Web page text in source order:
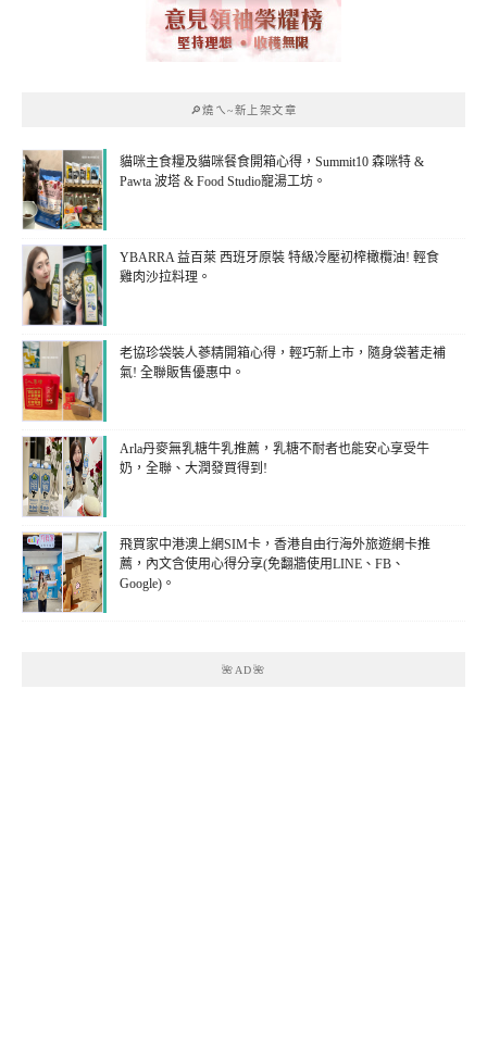
🔎燒ㄟ~新上架文章
貓咪主食糧及貓咪餐食開箱心得，Summit10 森咪特 &
Pawta 波塔 & Food Studio寵湯工坊。
YBARRA 益百萊 西班牙原裝 特級冷壓初榨橄欖油! 輕食
雞肉沙拉料理。
老協珍袋裝人蔘精開箱心得，輕巧新上市，隨身袋著走補
氣! 全聯販售優惠中。
Arla丹麥無乳糖牛乳推薦，乳糖不耐者也能安心享受牛
奶，全聯、大潤發買得到!
飛買家中港澳上網SIM卡，香港自由行海外旅遊網卡推
薦，內文含使用心得分享(免翻牆使用LINE、FB、
Google)。
🌺AD🌺